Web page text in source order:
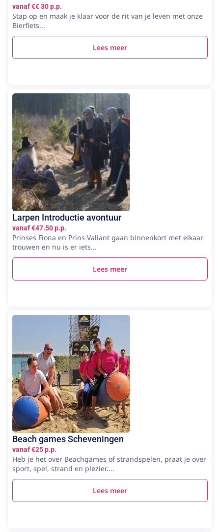
vanaf €€ 30 p.p.
Stap op en maak je klaar voor de rit van je leven met onze
Bierfiets...
Lees meer
Larpen Introductie avontuur
vanaf €47.50 p.p.
Prinses Fiona en Prins Valiant gaan binnenkort met elkaar
trouwen en nu is er iets...
Lees meer
Beach games Scheveningen
vanaf €25 p.p.
Heb je het over Beachgames of strandspelen, praat je over
sport, spel, strand en plezier....
Lees meer